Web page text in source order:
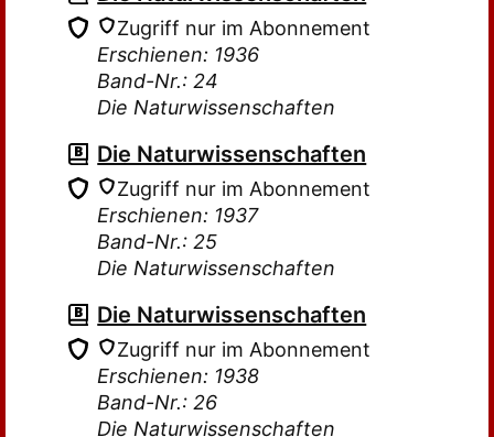
Zugriff nur im Abonnement
Erschienen: 1936
Band-Nr.: 24
Die Naturwissenschaften
Die Naturwissenschaften
Zugriff nur im Abonnement
Erschienen: 1937
Band-Nr.: 25
Die Naturwissenschaften
Die Naturwissenschaften
Zugriff nur im Abonnement
Erschienen: 1938
Band-Nr.: 26
Die Naturwissenschaften